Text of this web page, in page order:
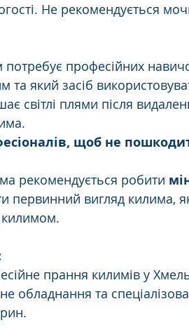
Не рекомендується
потребує професійних
та який засіб
світлі плями після
щоб не
рекомендується робити
первинний вигляд килима,
килимом.
прання килимів у
обладнання та